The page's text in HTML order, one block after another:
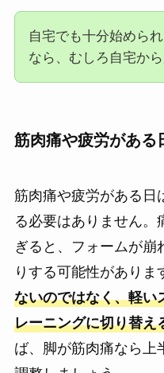
自宅でも十分始めら
なら、むしろ自宅か
筋肉痛や疲労がある
筋肉痛や疲労がある日
る必要はありません。
ぎると、フォームが崩
りする可能性がありま
ないのではなく、軽い
レーニングに切り替え
ば、脚が筋肉痛なら上